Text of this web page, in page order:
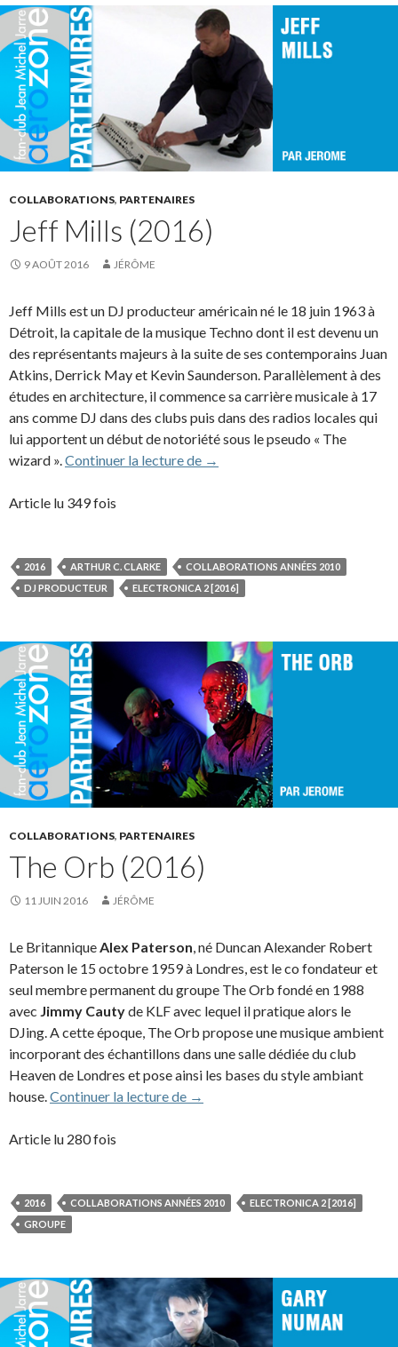
COLLABORATIONS, PARTENAIRES
Jeff Mills (2016)
9 AOÛT 2016 JÉRÔME
Jeff Mills est un DJ producteur américain né le 18 juin 1963 à
Détroit, la capitale de la musique Techno dont il est devenu un
des représentants majeurs à la suite de ses contemporains Juan
Atkins, Derrick May et Kevin Saunderson. Parallèlement à des
études en architecture, il commence sa carrière musicale à 17
ans comme DJ dans des clubs puis dans des radios locales qui
lui apportent un début de notoriété sous le pseudo « The
wizard ».Continuer la lecture de Jeff Mills (2016)
→
Article lu 349 fois
2016 ARTHUR C. CLARKE
COLLABORATIONS ANNÉES 2010
DJ PRODUCTEUR
ELECTRONICA 2 [2016]
COLLABORATIONS, PARTENAIRES
The Orb (2016)
11 JUIN 2016 JÉRÔME
Le Britannique Alex Paterson , né Duncan Alexander Robert
Paterson le 15 octobre 1959 à Londres, est le co fondateur et
seul membre permanent du groupe The Orb fondé en 1988
avec Jimmy Cautyde KLF avec lequel il pratique alors le
DJing. A cette époque, The Orb propose une musique ambient
incorporant des échantillons dans une salle dédiée du club
Heaven de Londres et pose ainsi les bases du style ambiant
house. Continuer la lecture de The Orb (2016)
→
Article lu 280 fois
2016 COLLABORATIONS ANNÉES 2010
ELECTRONICA 2 [2016]
GROUPE